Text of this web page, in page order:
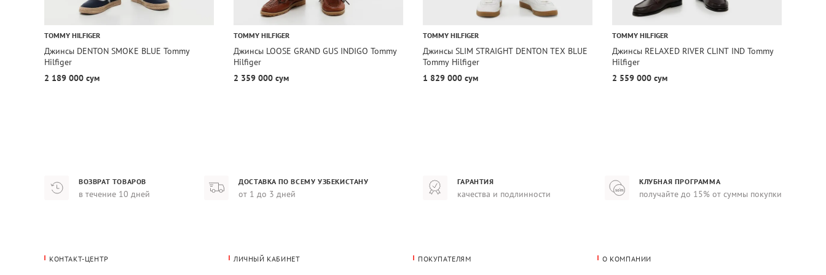
TOMMY HILFIGER
Джинсы DENTON SMOKE BLUE Tommy
Hilfiger
2 189 000 сум
TOMMY HILFIGER
Джинсы LOOSE GRAND GUS INDIGO Tommy
Hilfiger
2 359 000 сум
TOMMY HILFIGER
Джинсы SLIM STRAIGHT DENTON TEX BLUE
Tommy Hilfiger
1 829 000 сум
TOMMY HILFIGER
Джинсы RELAXED RIVER CLINT IND Tommy
Hilfiger
2 559 000 сум
ВОЗВРАТ ТОВАРОВ
в течение 10 дней
ДОСТАВКА ПО ВСЕМУ УЗБЕКИСТАНУ
от 1 до 3 дней
ГАРАНТИЯ
качества и подлинности
КЛУБНАЯ ПРОГРАММА
получайте до 15% от суммы покупки
КОНТАКТ-ЦЕНТР ЛИЧНЫЙ КАБИНЕТ ПОКУПАТЕЛЯМ О КОМПАНИИ